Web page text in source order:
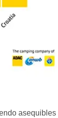
asequibles